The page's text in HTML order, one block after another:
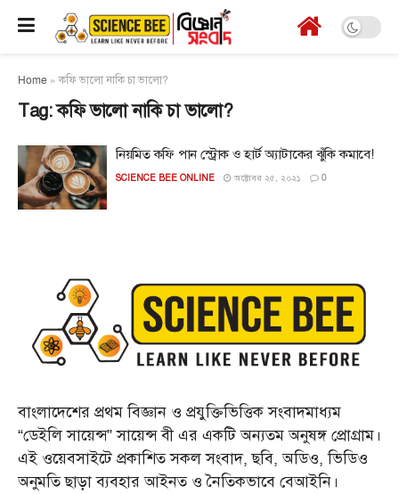
Home »কফি ভালো নাকি চা ভালো?
Tag:কফি ভালো নাকি চা ভালো?
নিয়মিত কফি পান স্ট্রোক ও হার্ট অ্যাটাকের ঝুঁকি কমাবে!
SCIENCE BEE ONLINE অক্টোবর ২৫, ২০২১ 0
বাংলাদেশের প্রথম বিজ্ঞান ও প্রযুক্তিভিত্তিক সংবাদমাধ্যম
“ডেইলি সায়েন্স” সায়েন্স বী এর একটি অন্যতম অনুষঙ্গ প্রোগ্রাম।
এই ওয়েবসাইটে প্রকাশিত সকল সংবাদ, ছবি, অডিও, ভিডিও
অনুমতি ছাড়া ব্যবহার আইনত ও নৈতিকভাবে বেআইনি।